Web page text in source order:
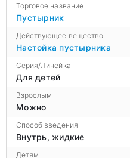
Торговое название
Пустырник
Действующее вещество
Настойка пустырника
Серия/Линейка
Для детей
Взрослым
Можно
Способ введения
Внутрь, жидкие
Детям